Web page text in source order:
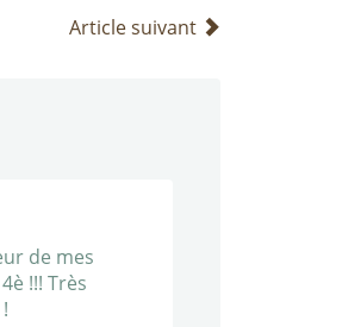
Article suivant
de mes
!!! Très